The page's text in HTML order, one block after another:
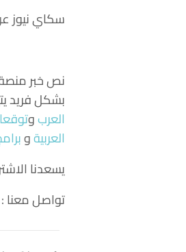
سكاي نيوز
نص خبر
بشكل فريد
العربو
العربيةو
يسعدنا
تواصل معنا :